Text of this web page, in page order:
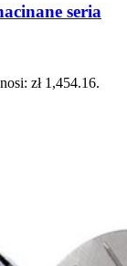
seria
zł 1,454.16.